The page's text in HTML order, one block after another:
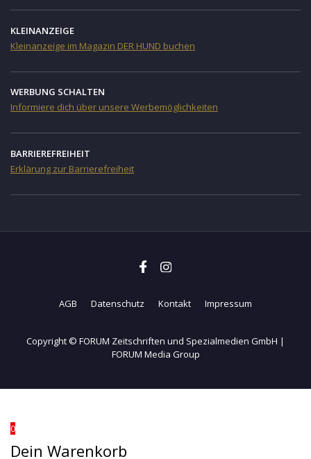
KLEINANZEIGE
Kleinanzeige im Magazin DER HUND buchen
WERBUNG SCHALTEN
Informiere dich über unsere Werbemöglichkeiten
BARRIEREFREIHEIT
Erklärung zur Barrierefreiheit
AGB Datenschutz Kontakt Impressum
Copyright © FORUM Zeitschriften und Spezialmedien GmbH |
FORUM Media Group
0
Dein Warenkorb